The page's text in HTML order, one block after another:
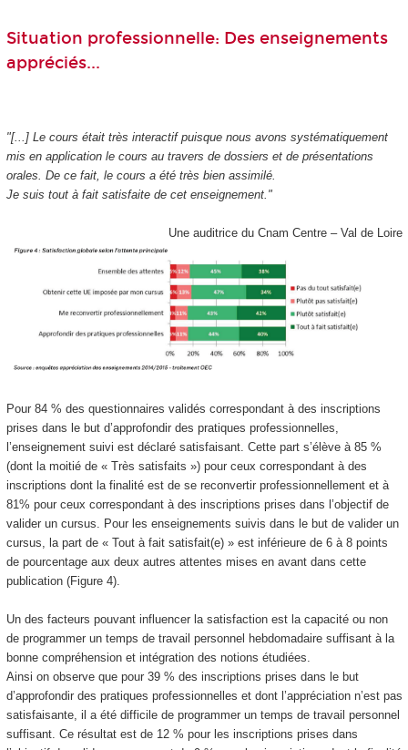
Situation professionnelle: Des enseignements
appréciés...
"[...] Le cours était très interactif puisque nous avons systématiquement
mis en application le cours au travers de dossiers et de présentations
orales. De ce fait, le cours a été très bien assimilé.
Je suis tout à fait satisfaite de cet enseignement."
Une auditrice du Cnam Centre – Val de Loire
Pour 84 % des questionnaires validés correspondant à des inscriptions
prises dans le but d’approfondir des pratiques professionnelles,
l’enseignement suivi est déclaré satisfaisant. Cette part s’élève à 85 %
(dont la moitié de « Très satisfaits ») pour ceux correspondant à des
inscriptions dont la finalité est de se reconvertir professionnellement et à
81% pour ceux correspondant à des inscriptions prises dans l’objectif de
valider un cursus. Pour les enseignements suivis dans le but de valider un
cursus, la part de « Tout à fait satisfait(e) » est inférieure de 6 à 8 points
de pourcentage aux deux autres attentes mises en avant dans cette
publication (Figure 4).
Un des facteurs pouvant influencer la satisfaction est la capacité ou non
de programmer un temps de travail personnel hebdomadaire suffisant à la
bonne compréhension et intégration des notions étudiées.
Ainsi on observe que pour 39 % des inscriptions prises dans le but
d’approfondir des pratiques professionnelles et dont l’appréciation n’est pas
satisfaisante, il a été difficile de programmer un temps de travail personnel
suffisant. Ce résultat est de 12 % pour les inscriptions prises dans